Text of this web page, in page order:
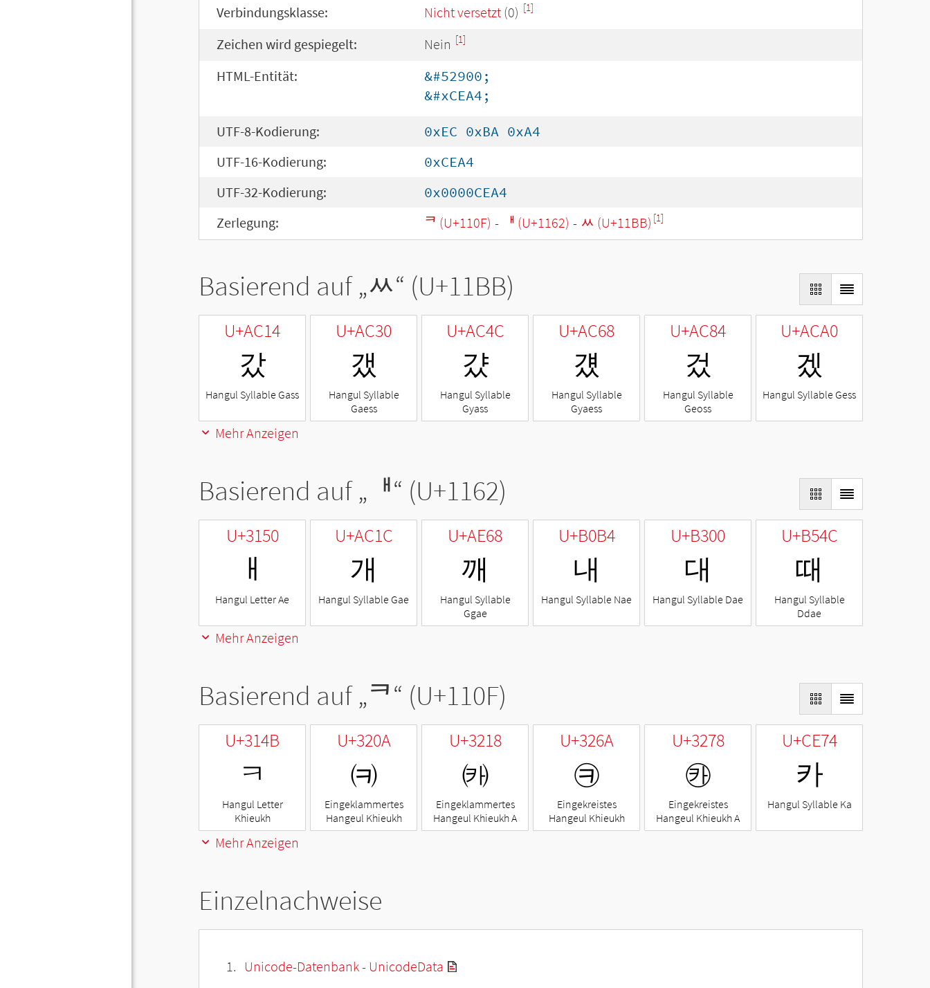
Verbindungsklasse: Nicht versetzt (0) [1]
Zeichen wird gespiegelt: Nein [1]
HTML-Entität:
&#52900;
&#xCEA4;
UTF-8-Kodierung:
0xEC 0xBA 0xA4
UTF-16-Kodierung:
0xCEA4
UTF-32-Kodierung:
0x0000CEA4
Zerlegung:
ᄏ (U+110F) - ᅢ (U+1162) - ᆻ (U+11BB) [1]
Basierend auf „ᆻ“ (U+11BB)
U+AC14
갔
Hangul Syllable Gass
U+AC30
갰
Hangul Syllable
Gaess
U+AC4C
걌
Hangul Syllable
Gyass
U+AC68
걨
Hangul Syllable
Gyaess
U+AC84
겄
Hangul Syllable
Geoss
U+ACA0
겠
Hangul Syllable Gess
Mehr Anzeigen
Basierend auf „ ᅢ“ (U+1162)
U+3150
ㅐ
Hangul Letter Ae
U+AC1C
개
Hangul Syllable Gae
U+AE68
깨
Hangul Syllable
Ggae
U+B0B4
내
Hangul Syllable Nae
U+B300
대
Hangul Syllable Dae
U+B54C
때
Hangul Syllable
Ddae
Mehr Anzeigen
Basierend auf „ᄏ“ (U+110F)
U+314B
ㅋ
Hangul Letter
Khieukh
U+320A
㈊
Eingeklammertes
Hangeul Khieukh
U+3218
㈘
Eingeklammertes
Hangeul Khieukh A
U+326A
㉪
Eingekreistes
Hangeul Khieukh
U+3278
㉸
Eingekreistes
Hangeul Khieukh A
U+CE74
카
Hangul Syllable Ka
Mehr Anzeigen
Einzelnachweise
Unicode-Datenbank - UnicodeData